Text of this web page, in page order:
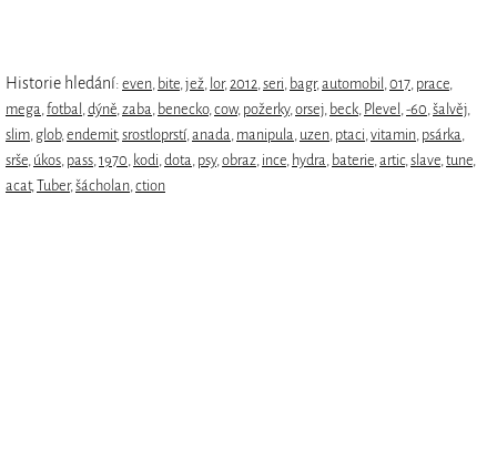
Historie hledání: even, bite,jež, lor,2012,seri, bagr,automobil ,017, prace,
mega,fotbal ,dýně,zaba, benecko,cow, požerky,orsej, beck, Plevel ,-60,šalvěj,
slim, glob,endemit,srostloprstí,anada, manipula, uzen, ptaci,vitamin, psárka,
srše, úkos, pass,1970, kodi,dota, psy,obraz, ince, hydra, baterie,artic,slave,tune,
acat,Tuber,šácholan,ction